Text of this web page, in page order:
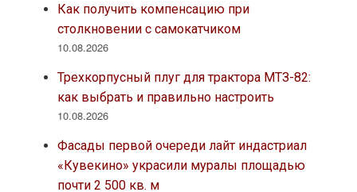
Как получить компенсацию при
столкновении с самокатчиком
10.08.2026
Трехкорпусный плуг для трактора МТЗ-82:
как выбрать и правильно настроить
10.08.2026
Фасады первой очереди лайт индастриал
«Кувекино» украсили муралы площадью
почти 2 500 кв. м